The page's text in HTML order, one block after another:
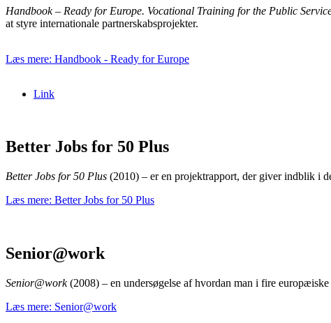
Handbook – Ready for Europe. Vocational Training for the Public
at styre internationale partnerskabsprojekter.
Para aquellos que desean maximizar sus fondos desde el primer minuto, el
Læs mere: Handbook - Ready for Europe
Link
Better Jobs for 50 Plus
Better Jobs for 50 Plus (2010) – er en projektrapport, der giver indblik i
Læs mere: Better Jobs for 50 Plus
Senior@work
Senior@work(2008) – en undersøgelse af hvordan man i fire
Læs mere: Senior@work